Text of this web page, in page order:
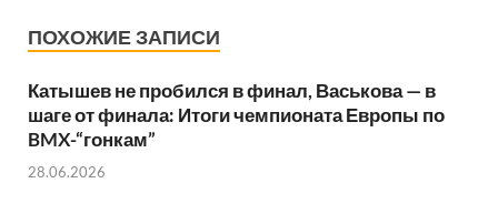
ПОХОЖИЕ ЗАПИСИ
Катышев не пробился в финал, Васькова — в
шаге от финала: Итоги чемпионата Европы по
BMX-“гонкам”
28.06.2026